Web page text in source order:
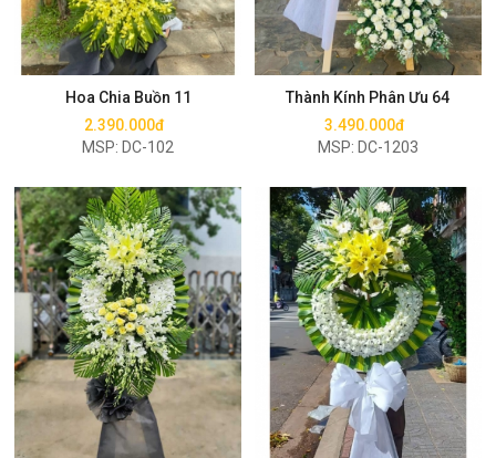
Hoa Chia Buồn 11
2.390.000đ
MSP: DC-102
Mua ngay
Thành Kính Phân Ưu 64
3.490.000đ
MSP: DC-1203
Mua ngay
Mua ngay Mua ngay